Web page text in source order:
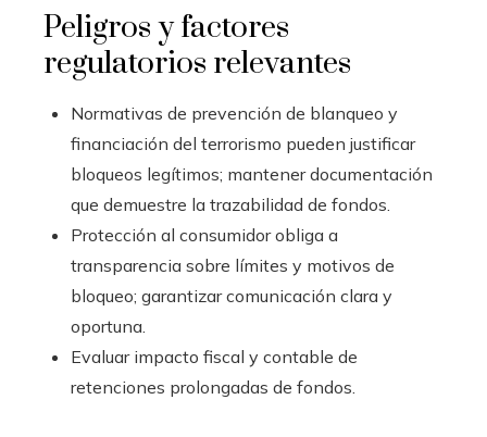
Peligros y factores
regulatorios relevantes
Normativas de prevención de blanqueo y
financiación del terrorismo pueden justificar
bloqueos legítimos; mantener documentación
que demuestre la trazabilidad de fondos.
Protección al consumidor obliga a
transparencia sobre límites y motivos de
bloqueo; garantizar comunicación clara y
oportuna.
Evaluar impacto fiscal y contable de
retenciones prolongadas de fondos.